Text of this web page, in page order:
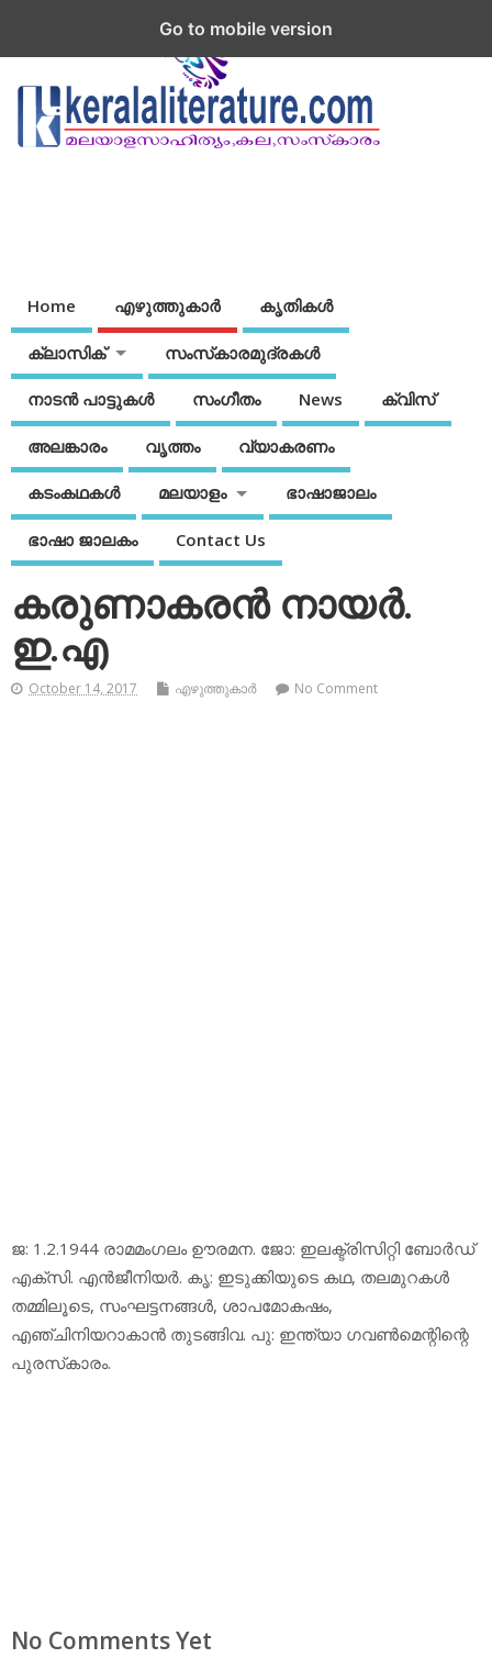
Home എഴുത്തുകാര്‍ കൃതികൾ
ക്ലാസിക് സംസ്‌കാരമുദ്രകള്‍
നാടന്‍ പാട്ടുകള്‍ സംഗീതം News ക്വിസ്
അലങ്കാരം വൃത്തം വ്യാകരണം
കടംകഥകള്‍ മലയാളം ഭാഷാജാലം
ഭാഷാ ജാലകം Contact Us
കരുണാകരന്‍ നായര്‍.
ഇ.എ
October 14, 2017 എഴുത്തുകാര്‍ No Comment
ജ: 1.2.1944 രാമമംഗലം ഊരമന. ജോ: ഇലക്ട്രിസിറ്റി ബോര്‍ഡ്
എക്‌സി. എന്‍ജീനിയര്‍. കൃ: ഇടുക്കിയുടെ കഥ, തലമുറകള്‍
തമ്മിലൂടെ, സംഘട്ടനങ്ങള്‍, ശാപമോകഷം,
എഞ്ചിനിയറാകാന്‍ തുടങ്ങിവ. പു: ഇന്ത്യാ ഗവണ്‍മെന്റിന്റെ
പുരസ്‌കാരം.
No Comments Yet
Go to mobile version